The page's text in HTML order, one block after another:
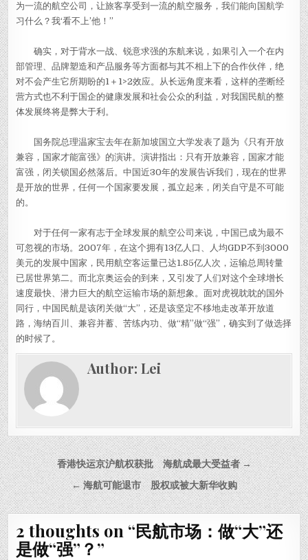
为一流的航空公司，让旅客享受到一流的航空服务，我们能向国航学
习什么？我‘看不上’他！”
确实，对于背水一战、锐意求强的东航来说，如果引入一个在内
部管理、品牌塑造和产品服务等方面都与其不相上下的合作伙伴，绝
对不会产生它所期盼的1＋1>2效应。从长远角度来看，这样的垄断经
营方式也不利于国企的健康发展和社会公众的利益，对我国民航的整
体发展终将是弊大于利。
国务院总理温家宝去年在新加坡国立大学发表了题为《只有开放
兼容，国家才能富强》的演讲。演讲指出：只有开放兼容，国家才能
富强，闭关锁国必然落后。中国近30年的发展告诉我们，现在的世界
是开放的世界，任何一个国家要发展，孤立起来，闭关自守是不可能
的。
对于任何一家有志于全球发展的航空公司来说，中国已成为最不
可忽视的市场。2007年，在这个拥有13亿人口、人均GDP不到3000
美元的发展中国家，民用航空客运量已达1.85亿人次，运输总周转量
已居世界第二。而北京奥运会的到来，又引发了人们对这个全球增长
速度最快、潜力巨大的航空运输市场的新想象。面对虎视眈眈的国外
同行，中国民航是该闭关做“大”，还是该坚定不移地走改革开放道
路，海纳百川、兼容并蓄、苦练内功、做“精”做“强”，确实到了做选择
的时候了。
Author:Lei
Post navigation
香港快运京沪航权获批 海航成最大受益者 →
← 海航可能退市 股权或被大新华收购
2 thoughts on “民航市场：做“大”还
是做“强”？”